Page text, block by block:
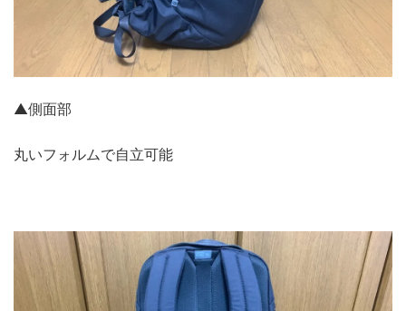
▲側面部
丸いフォルムで自立可能